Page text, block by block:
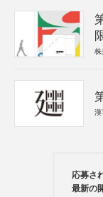
株
漢
応募さ
最新の